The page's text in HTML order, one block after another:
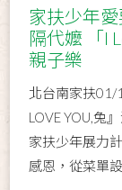
家扶少年
隔代嬤 「I
親子樂
北台南家扶01/
LOVE YOU,兔
家扶少年展力
感恩，從菜單